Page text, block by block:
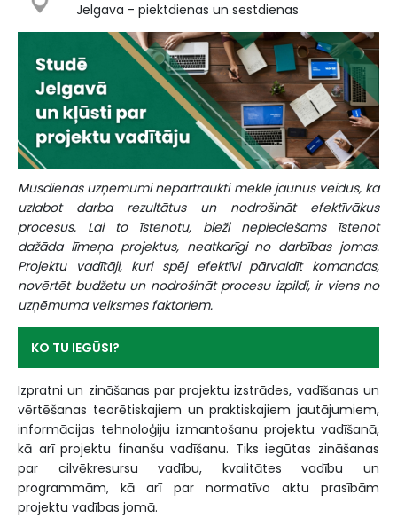
Jelgava - piektdienas un sestdienas
Mūsdienās uzņēmumi nepārtraukti meklē jaunus veidus, kā
uzlabot darba rezultātus un nodrošināt efektīvākus
procesus. Lai to īstenotu, bieži nepieciešams īstenot
dažāda līmeņa projektus, neatkarīgi no darbības jomas.
Projektu vadītāji, kuri spēj efektīvi pārvaldīt komandas,
novērtēt budžetu un nodrošināt procesu izpildi, ir viens no
uzņēmuma veiksmes faktoriem.
KO TU IEGŪSI?
Izpratni un zināšanas par projektu izstrādes, vadīšanas un
vērtēšanas teorētiskajiem un praktiskajiem jautājumiem,
informācijas tehnoloģiju izmantošanu projektu vadīšanā,
kā arī projektu finanšu vadīšanu. Tiks iegūtas zināšanas
par cilvēkresursu vadību, kvalitātes vadību un
programmām, kā arī par normatīvo aktu prasībām
projektu vadības jomā.